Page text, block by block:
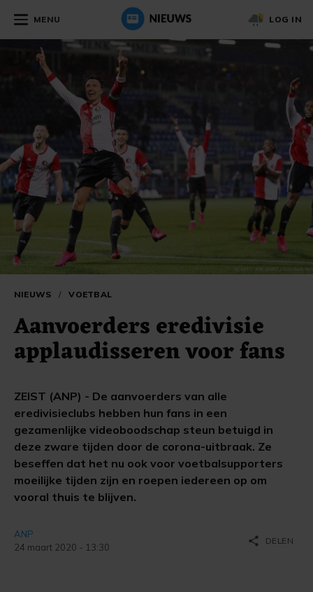
MENU LOG IN
NIEUWS / VOETBAL
Aanvoerders eredivisie
applaudisseren voor fans
ZEIST (ANP) - De aanvoerders van alle
eredivisieclubs hebben hun fans in een
gezamenlijke videoboodschap steun betuigd in
deze zware tijden door de corona-uitbraak. Ze
beseffen dat het nu ook voor voetbalsupporters
moeilijke tijden zijn en roepen iedereen op om
vooral thuis te blijven.
ANP
24 maart 2020 - 13:30
share DELEN